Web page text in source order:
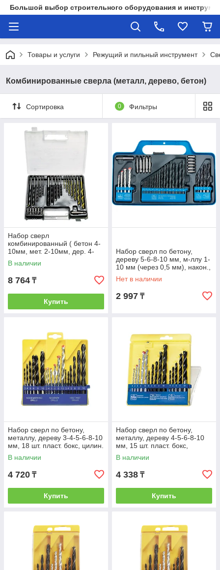
Большой выбор строительного оборудования и
Товары и услуги Режущий и пильный инструмент
Комбинированные сверла (металл, дерево, бетон)
Сортировка 0 Фильтры
Набор сверл
комбинированный ( бетон 4-
10мм, мет. 2-10мм, дер. 4-
10мм) + дюбеля,
300пр.//MATRIX
В наличии
8 764 ₸
Купить
Набор сверл по бетону,
дереву 5-6-8-10 мм, м-ллу 1-
10 мм (через 0,5 мм), након.,
40 пр.// SPARTA
Нет в наличии
2 997 ₸
Набор сверл по бетону,
металлу, дереву 3-4-5-6-8-10
мм, 18 шт. пласт. бокс, цилин.
хвост.// SPARTA
В наличии
4 720 ₸
Купить
Набор сверл по бетону,
металлу, дереву 4-5-6-8-10
мм, 15 шт. пласт. бокс,
цилин.хвостовик// SPARTA
В наличии
4 338 ₸
Купить